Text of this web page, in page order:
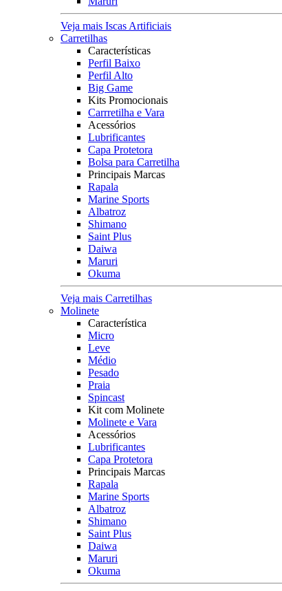
Veja mais Iscas Artificiais
Carretilhas
Características
Perfil Baixo
Perfil Alto
Big Game
Kits Promocionais
Carrretilha e Vara
Acessórios
Lubrificantes
Capa Protetora
Bolsa para Carretilha
Principais Marcas
Rapala
Marine Sports
Albatroz
Shimano
Saint Plus
Daiwa
Maruri
Okuma
Veja mais Carretilhas
Molinete
Característica
Micro
Leve
Médio
Pesado
Praia
Spincast
Kit com Molinete
Molinete e Vara
Acessórios
Lubrificantes
Capa Protetora
Principais Marcas
Rapala
Marine Sports
Albatroz
Shimano
Saint Plus
Daiwa
Maruri
Okuma